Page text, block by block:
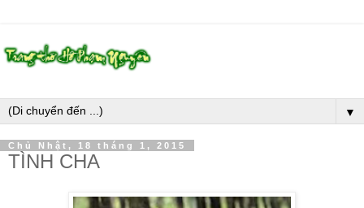
▼
Chủ Nhật, 18 tháng 1, 2015
TÌNH CHA